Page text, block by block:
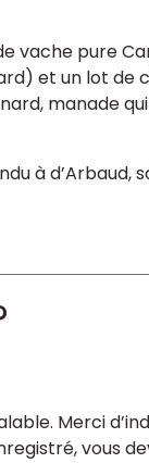
vache pure
et un lot de
manade
à d’Arbaud,
Merci
vous